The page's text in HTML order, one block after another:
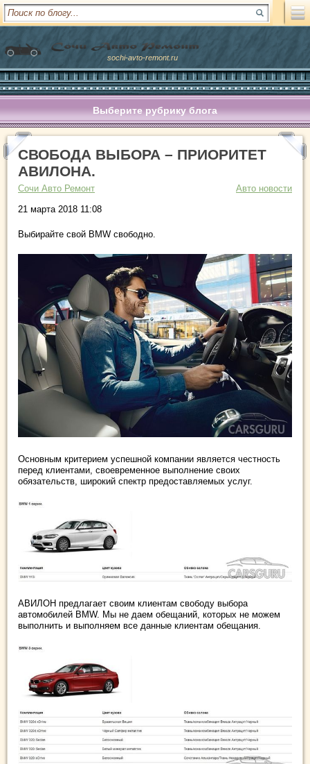
sochi-avto-remont.ru
Выберите рубрику блога
СВОБОДА ВЫБОРА – ПРИОРИТЕТ
АВИЛОНА.
Сочи Авто Ремонт
Авто новости
21 марта 2018 11:08
Выбирайте свой BMW свободно.
Основным критерием успешной компании является честность
перед клиентами, своевременное выполнение своих
обязательств, широкий спектр предоставляемых услуг.
АВИЛОН предлагает своим клиентам свободу выбора
автомобилей BMW. Мы не даем обещаний, которых не можем
выполнить и выполняем все данные клиентам обещания.